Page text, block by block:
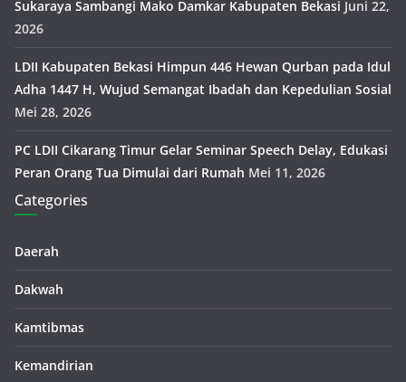
Sukaraya Sambangi Mako Damkar Kabupaten Bekasi Juni 22,
2026
LDII Kabupaten Bekasi Himpun 446 Hewan Qurban pada Idul
Adha 1447 H, Wujud Semangat Ibadah dan Kepedulian Sosial
Mei 28, 2026
PC LDII Cikarang Timur Gelar Seminar Speech Delay, Edukasi
Peran Orang Tua Dimulai dari Rumah Mei 11, 2026
Categories
Daerah
Dakwah
Kamtibmas
Kemandirian